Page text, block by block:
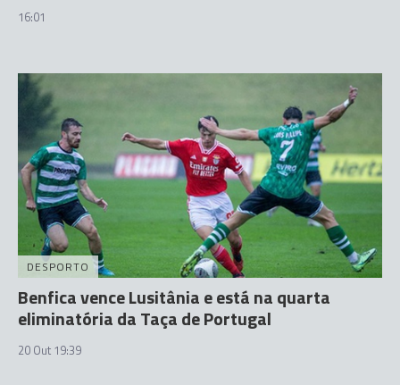
16:01
DESPORTO
Benfica vence Lusitânia e está na quarta
eliminatória da Taça de Portugal
20 Out 19:39